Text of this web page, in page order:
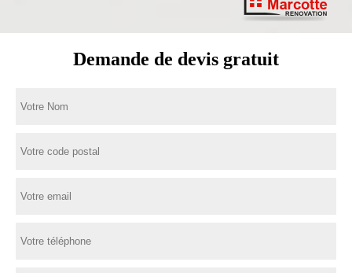
Demande de devis gratuit